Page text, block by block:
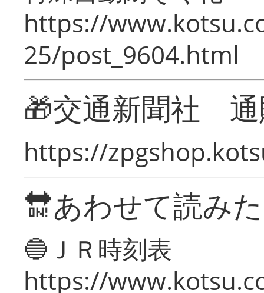
https://
25/post_9604.html
🎁交通新聞社
https://
🔛あわせて読み
🔵ＪＲ時刻表
https://